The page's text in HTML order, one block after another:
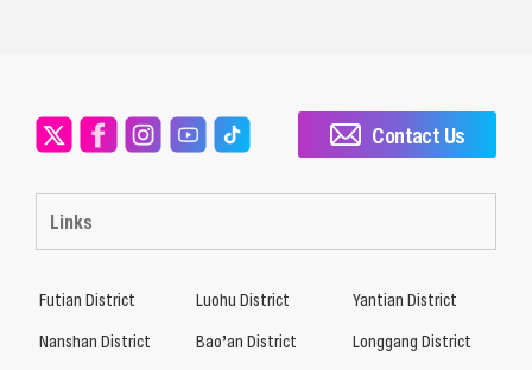
Links
Contact Us
Futian District Luohu District
Yantian District
Nanshan District
Bao’an District
Longgang District